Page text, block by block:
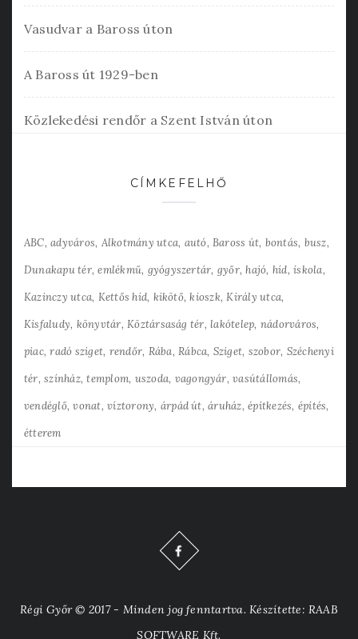
Vasudvar a Baross úton
A Baross út 1929-ben
Közlekedési rendőr a Szent István úton
CÍMKEFELHŐ
ABC adyváros Alkotmány utca autó Baross út bontás busz
Dunakapu tér emlékmű gyógyszertár győr hajó híd iskola
Kazinczy utca Kettős híd kikötő kioszk Király utca
Kisfaludy könyvtár Köztársaság tér lakótelep nádorváros
piac radó sziget rendőr Rába Rábca Sziget szobor Széchenyi
tér színház templom uszoda vagongyár vasútállomás
vendéglő vonat víztorony árpád út áruház építkezés építés
étterem
Régi Győr © 2017 - Minden jog fenntartva. Készítette: RAAB
SOFTWARE Kft.